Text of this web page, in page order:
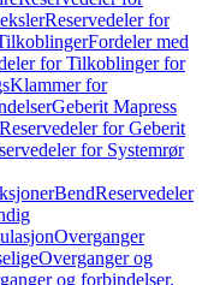
Reservedeler for
Fordeler med
for Tilkoblinger for
Klammer for
Geberit Mapress
Reservedeler for Geberit
for Systemrør
BendReservedeler
Overganger
Overganger og
og forbindelser,